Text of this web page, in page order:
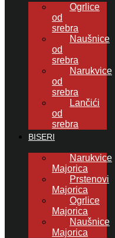
Ogrlice
od
srebra
Naušnice
od
srebra
Narukvice
od
srebra
Lančići
od
srebra
BISERI
Narukvice
Majorica
Prstenovi
Majorica
Ogrlice
Majorica
Naušnice
Majorica